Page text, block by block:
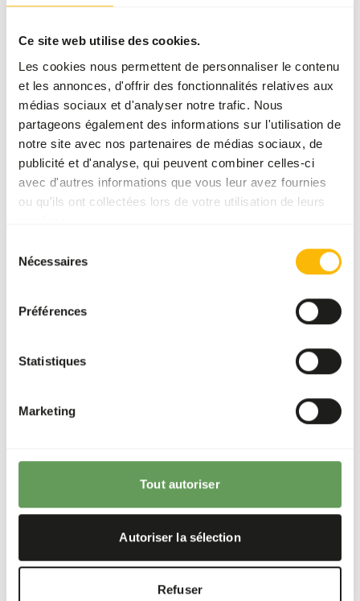
Ce site web utilise des cookies.
Les cookies nous permettent de personnaliser le contenu
et les annonces, d'offrir des fonctionnalités relatives aux
médias sociaux et d'analyser notre trafic. Nous
partageons également des informations sur l'utilisation de
notre site avec nos partenaires de médias sociaux, de
publicité et d'analyse, qui peuvent combiner celles-ci
avec d'autres informations que vous leur avez fournies
ou qu'ils ont collectées lors de votre utilisation de leurs
Nécessaires
Préférences
Statistiques
Marketing
Tout autoriser
Autoriser la sélection
Refuser
Plus d’informations
Boskos
Grazer
WE004
WARNING:
DÉLAI DE LIVRAISON ESTIMÉ : MINIMUM 5 JOURS OUVRABLES
SUCCESS:
DISPONIBLE EN STOCK
Plus d’informations